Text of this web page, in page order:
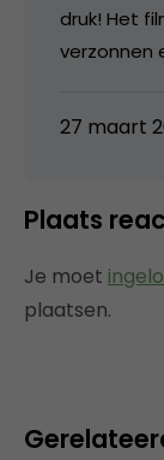
druk! Het
verzonnen
27 maart
Plaats
Je moet
plaatsen.